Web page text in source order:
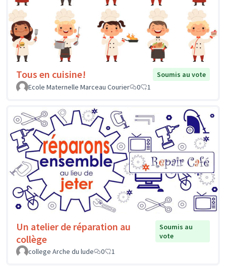
Tous en cuisine!
Soumis au vote
Ecole Maternelle Marceau Courier
0 1
Un atelier de réparation au
collège
Soumis au
vote
college Arche du lude
0 1